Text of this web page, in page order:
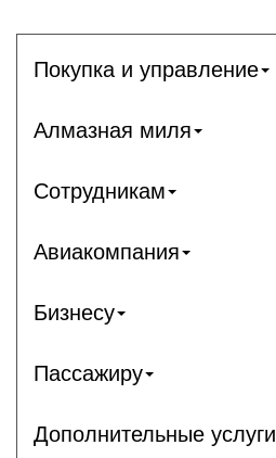
Покупка и управление
Алмазная миля
Сотрудникам
Авиакомпания
Бизнесу
Пассажиру
Дополнительные услуги